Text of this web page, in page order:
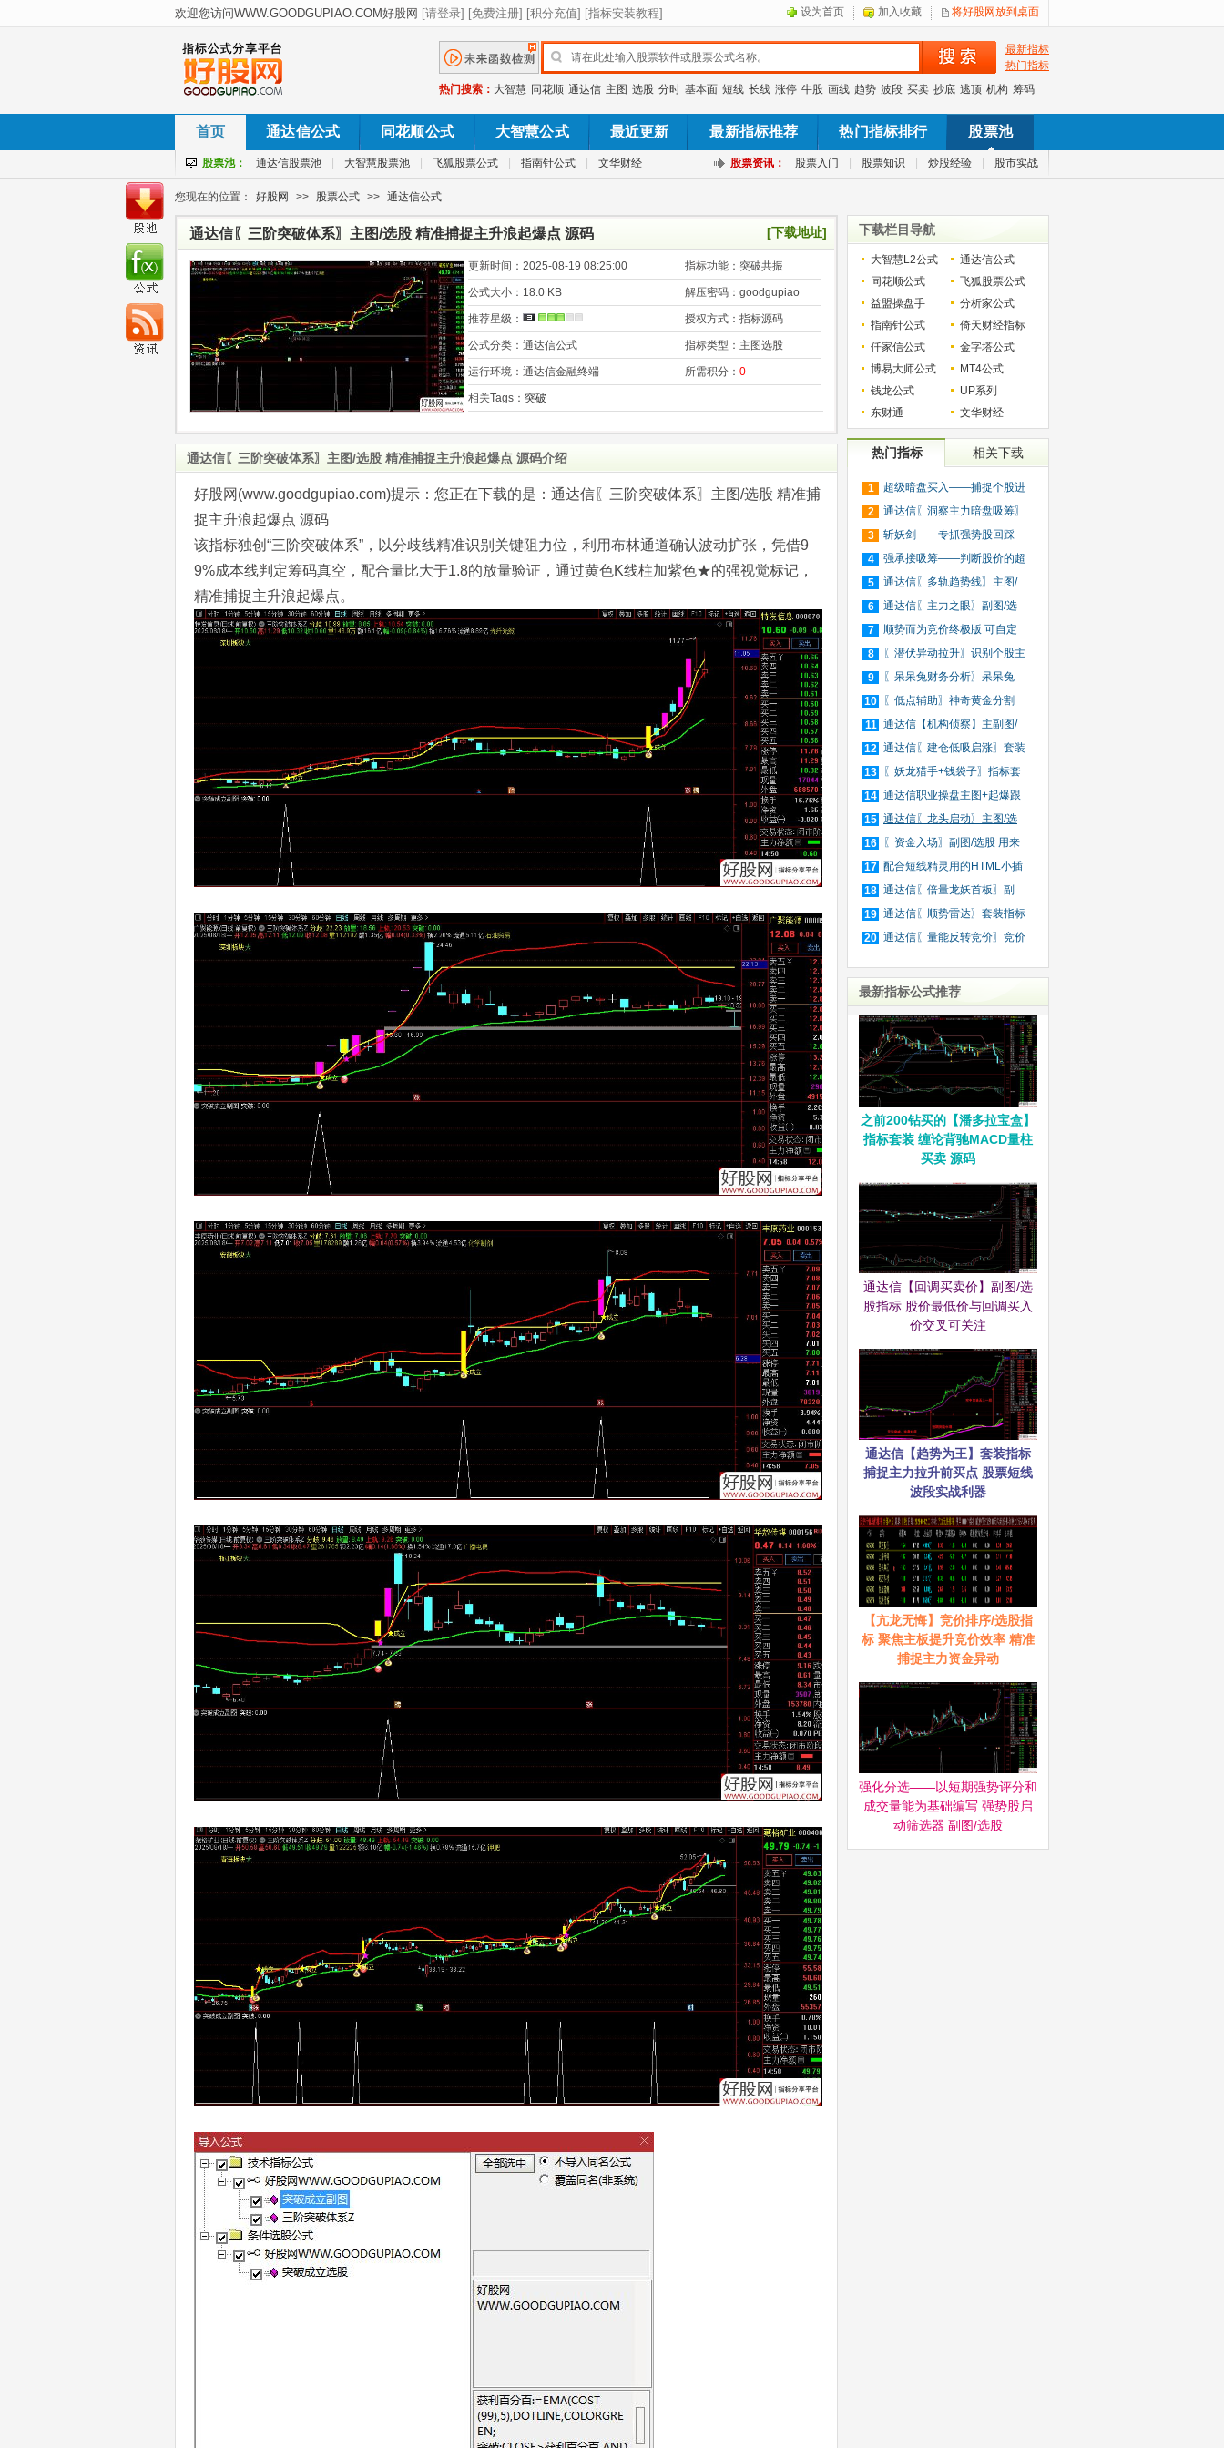
设为首页 加入收藏 将好股网放到桌面
最新指标
热门指标
热门搜索： 大智慧 同花顺 通达信 主图 选股 分时 基本面 短线 长线 涨停 牛股 画线 趋势 波段 买卖 抄底 逃顶 机构 筹码
首页 通达信公式 同花顺公式 大智慧公式 最近更新 最新指标推荐 热门指标排行 股票池
股票池： 通达信股票池 大智慧股票池 飞狐股票公式 指南针公式 文华财经 股票资讯： 股票入门 股票知识 炒股经验 股市实战
您现在的位置： 好股网 >> 股票公式 >> 通达信公式
通达信〖三阶突破体系〗主图/选股 精准捕捉主升浪起爆点 源码 [下载地址]
更新时间： 2025-08-19 08:25:00 指标功能： 突破共振
公式大小： 18.0 KB 解压密码： goodgupiao
推荐星级： 授权方式： 指标源码
公式分类： 通达信公式 指标类型： 主图选股
运行环境： 通达信金融终端 所需积分： 0
相关Tags： 突破
通达信〖三阶突破体系〗主图/选股 精准捕捉主升浪起爆点 源码介绍
好股网(www.goodgupiao.com)提示：您正在下载的是：通达信〖三阶突破体系〗主图/选股 精准捕
捉主升浪起爆点 源码
该指标独创“三阶突破体系”，以分歧线精准识别关键阻力位，利用布林通道确认波动扩张，凭借9
9%成本线判定筹码真空，配合量比大于1.8的放量验证，通过黄色K线柱加紫色★的强视觉标记，
精准捕捉主升浪起爆点。
下载栏目导航
大智慧L2公式
通达信公式
同花顺公式
飞狐股票公式
益盟操盘手
分析家公式
指南针公式
倚天财经指标
仟家信公式
金字塔公式
博易大师公式
MT4公式
钱龙公式
UP系列
东财通
文华财经
热门指标 相关下载
1
超级暗盘买入——捕捉个股进
入
2
通达信〖洞察主力暗盘吸筹〗
捕
3
斩妖剑——专抓强势股回踩
20日
4
强承接吸筹——判断股价的超
买
5
通达信〖多轨趋势线〗主图/
选
6
通达信〖主力之眼〗副图/选
股
7
顺势而为竞价终极版 可自定
义
8
〖潜伏异动拉升〗识别个股主
力
9
〖呆呆兔财务分析〗呆呆兔
F10
10
〖低点辅助〗神奇黄金分割
+趋
11 通达信【机构侦察】主副图/
选
12 通达信〖建仓低吸启涨〗套装
指
13
〖妖龙猎手+钱袋子〗指标套
装
14 通达信职业操盘主图+起爆跟
庄
15 通达信〖龙头启动〗主图/选
股
16
〖资金入场〗副图/选股 用来
抓
17 配合短线精灵用的HTML小插
件
18 通达信〖倍量龙妖首板〗副
图/
19 通达信〖顺势雷达〗套装指标
20 通达信〖量能反转竞价〗竞价
最新指标公式推荐
之前200钻买的【潘多拉宝盒】
指标套装 缠论背驰MACD量柱
买卖 源码
通达信【回调买卖价】副图/选
股指标 股价最低价与回调买入
价交叉可关注
通达信【趋势为王】套装指标
捕捉主力拉升前买点 股票短线
波段实战利器
【亢龙无悔】竞价排序/选股指
标 聚焦主板提升竞价效率 精准
捕捉主力资金异动
强化分选——以短期强势评分和
成交量能为基础编写 强势股启
动筛选器‌ 副图/选股